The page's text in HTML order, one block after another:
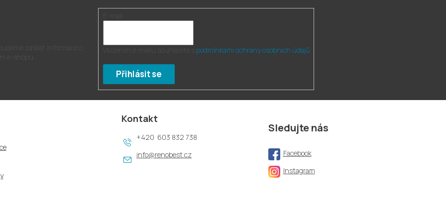
podmínkami ochrany osobních údajů
Přihlásit se
Kontakt
info@renobest.cz
603 832 738
Sledujte nás
Facebook
Instagram